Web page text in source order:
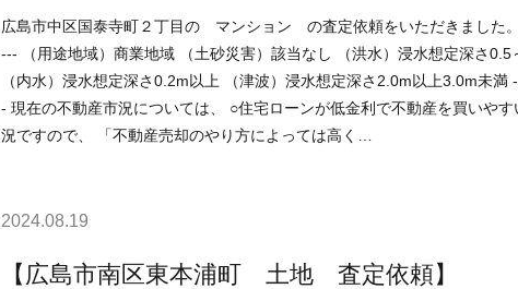
広島市中区国泰寺町２丁目の マンション の査定依頼をいただきました。 --------------------------------------------------------------------------
--- （用途地域）商業地域 （土砂災害）該当なし （洪水）浸水想定深さ0.5～3.0m未満の区域 （高潮）予想浸水深さ2m以上5m未満
（内水）浸水想定深さ0.2m以上 （津波）浸水想定深さ2.0m以上3.0m未満 ----------------------------------------------------------------------------
- 現在の不動産市況については、 ○住宅ローンが低金利で不動産を買いやすい ○売り物件が少なく、物件を探している人が多い などの状
況ですので、 「不動産売却のやり方によっては高く…
2024.08.19
【広島市南区東本浦町 土地 査定依頼】